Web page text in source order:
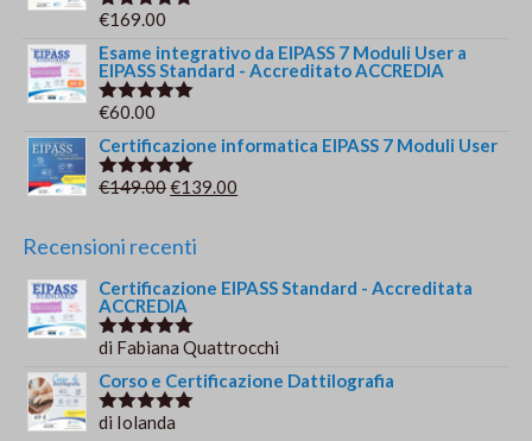
Valutato
€169.00
Esame integrativo da EIPASS 7 Moduli User a
EIPASS Standard - Accreditato ACCREDIA
Valutato
€60.00
Certificazione informatica EIPASS 7 Moduli User
Valutato
€149.00Il
originale
€149.00.
€139.00
€139.00.
Recensioni recenti
Certificazione EIPASS Standard - Accreditata
ACCREDIA
Valutato5
di Fabiana Quattrocchi
Corso e Certificazione Dattilografia
Valutato5
di Iolanda